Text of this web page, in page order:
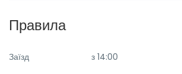
Правила
Заїзд
з 14:00